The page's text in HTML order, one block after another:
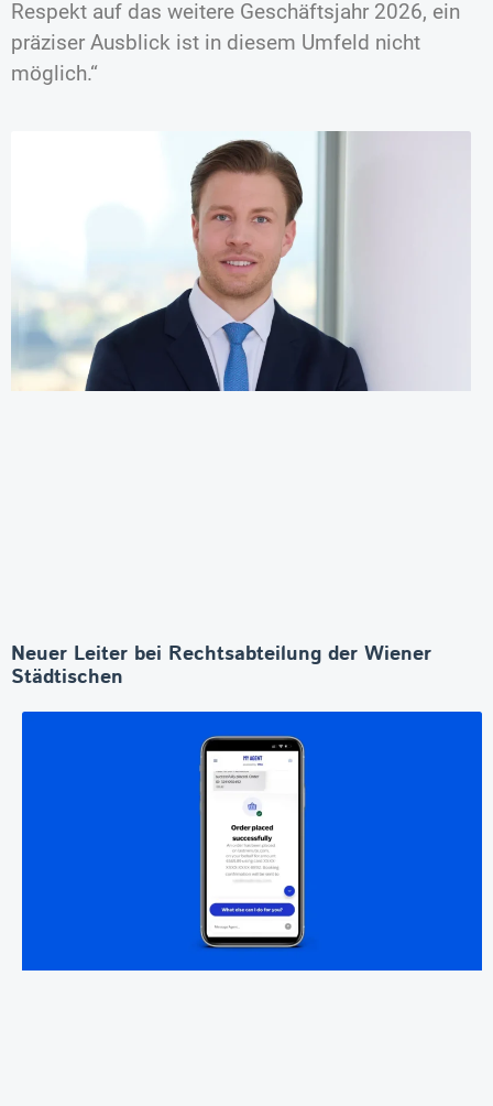
Respekt auf das weitere Geschäftsjahr 2026, ein
präziser Ausblick ist in diesem Umfeld nicht
möglich.“
Neuer Leiter bei Rechtsabteilung der Wiener
Städtischen